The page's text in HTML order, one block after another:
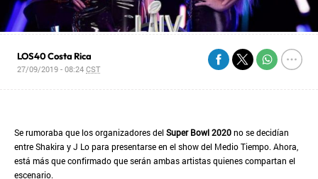
LOS40 Costa Rica
27/09/2019 - 08:24CST
Se rumoraba que los organizadores delSuper Bowl 2020no se decidían
entre Shakira y J Lo para presentarse en el show del Medio Tiempo. Ahora,
está más que confirmado que serán ambas artistas quienes compartan el
escenario.